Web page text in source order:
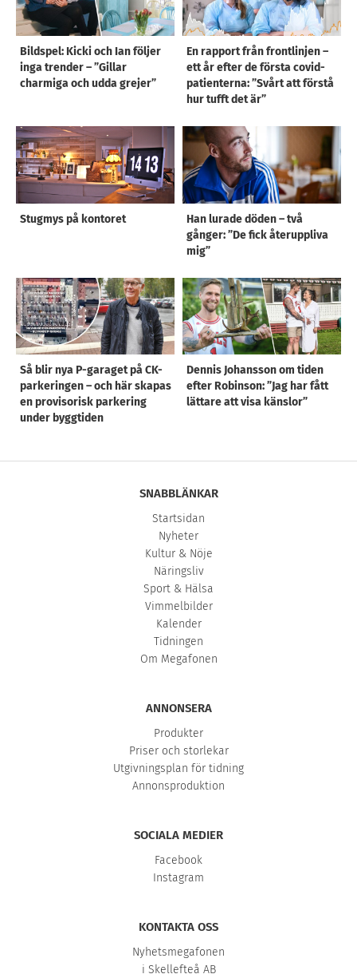
Bildspel: Kicki och Ian följer
inga trender – ”Gillar
charmiga och udda grejer”
En rapport från frontlinjen –
ett år efter de första covid-
patienterna: ”Svårt att förstå
hur tufft det är”
Stugmys på kontoret
Han lurade döden – två
gånger: ”De fick återuppliva
mig”
Så blir nya P-garaget på CK-
parkeringen – och här skapas
en provisorisk parkering
under byggtiden
Dennis Johansson om tiden
efter Robinson: ”Jag har fått
lättare att visa känslor”
SNABBLÄNKAR
Startsidan
Nyheter
Kultur & Nöje
Näringsliv
Sport & Hälsa
Vimmelbilder
Kalender
Tidningen
Om Megafonen
ANNONSERA
Produkter
Priser och storlekar
Utgivningsplan för tidning
Annonsproduktion
SOCIALA MEDIER
Facebook
Instagram
KONTAKTA OSS
Nyhetsmegafonen
i Skellefteå AB